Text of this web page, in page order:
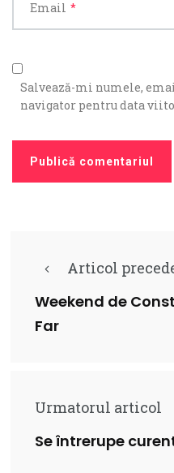
Email *
Salvează-mi numele,
navigator pentru data
Articol
Weekend de
Far
Urmatorul articol
Se întrerupe